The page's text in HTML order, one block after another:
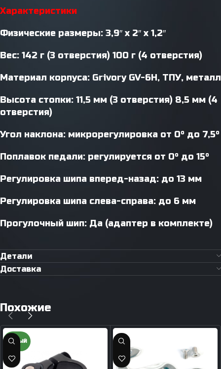
Характеристики
Физические размеры: 3,9″ x 2″ x 1,2″
Вес: 142 г (3 отверстия) 100 г (4 отверстия)
Материал корпуса: Grivory GV-6H, ТПУ, металл
Высота стопки: 11,5 мм (3 отверстия) 8,5 мм (4
отверстия)
Угол наклона: микрорегулировка от 0° до 7,5°
Поплавок педали: регулируется от 0° до 15°
Регулировка шипа вперед-назад: до 13 мм
Регулировка шипа слева-справа: до 6 мм
Прогулочный шип: Да (адаптер в комплекте)
Детали
Доставка
Похожие
НОВЫЙ